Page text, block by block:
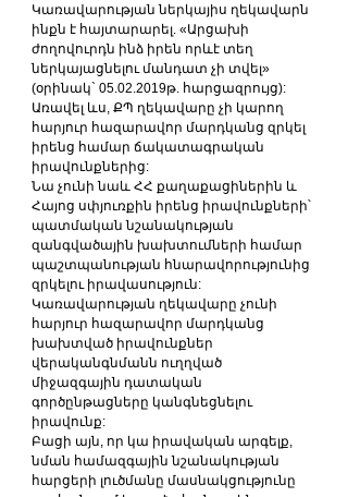
Կառավարության ներկայիս ղեկավարն
ինքն է հայտարարել. «Արցախի
ժողովուրդն ինձ իրեն որևէ տեղ
ներկայացնելու մանդատ չի տվել»
(օրինակ` 05.02.2019թ. հարցազրույց):
Առավել ևս, ՔՊ ղեկավարը չի կարող
հարյուր հազարավոր մարդկանց զրկել
իրենց համար ճակատագրական
իրավունքներից:
Նա չունի նաև ՀՀ քաղաքացիներին և
Հայոց սփյուռքին իրենց իրավունքների՝
պատմական նշանակության
զանգվածային խախտումների համար
պաշտպանության հնարավորությունից
զրկելու իրավասություն:
Կառավարության ղեկավարը չունի
հարյուր հազարավոր մարդկանց
խախտված իրավունքներ
վերականգնմանն ուղղված
միջազգային դատական
գործընթացները կանգնեցնելու
իրավունք:
Բացի այն, որ կա իրավական արգելք,
նման համազգային նշանակության
հարցերի լուծմանը մասնակցությունը